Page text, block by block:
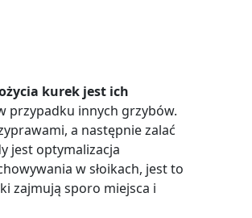
kurek jest ich
przypadku innych grzybów.
a następnie zalać
jest optymalizacja
w słoikach, jest to
zajmują sporo miejsca i